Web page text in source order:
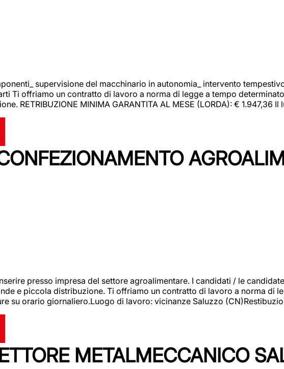
supervisione del macchinario in autonomia_ intervento
Ti offriamo un contratto di lavoro a norma di legge a tempo
RETRIBUZIONE MINIMA GARANTITA AL MESE (LORDA): €
presso impresa del settore agroalimentare. I candidati / le
e piccola distribuzione. Ti offriamo un contratto di lavoro a norma di
su orario giornaliero.Luogo di lavoro: vicinanze Saluzzo
METALMECCANICO